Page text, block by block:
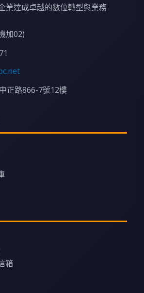
業達成卓越的數位轉型與業務
加02)
正路866-7號12樓
箱